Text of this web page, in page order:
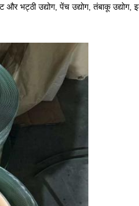
भट्ठी उद्योग, पेंच उद्योग, तंबाकू